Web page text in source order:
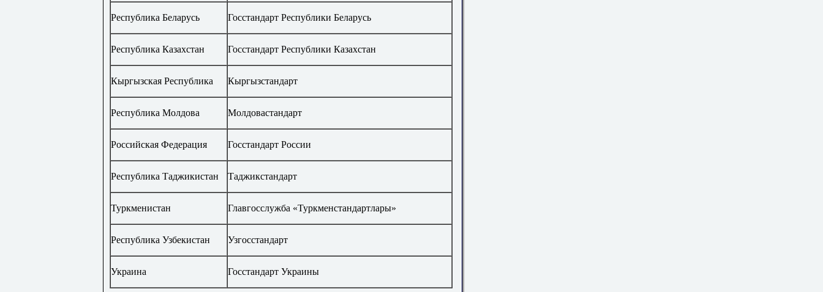
Республика Беларусь Госстандарт Республики Беларусь
Республика Казахстан Госстандарт Республики Казахстан
Кыргызская Республика Кыргызстандарт
Республика Молдова Молдовастандарт
Российская Федерация Госстандарт России
Республика Таджикистан Таджикстандарт
Туркменистан Главгосслужба «Туркменстандартлары»
Республика Узбекистан Узгосстандарт
Украина Госстандарт Украины